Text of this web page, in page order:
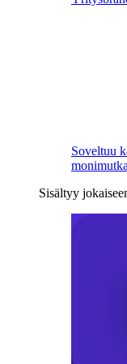
Soveltuu
Sisältyy